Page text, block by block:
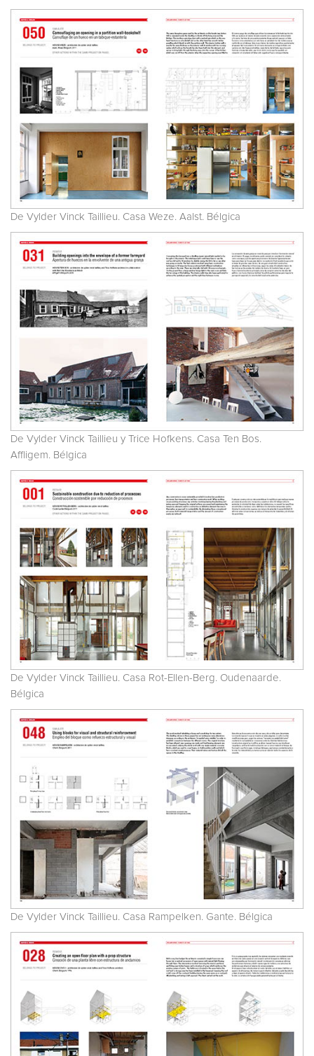
De Vylder Vinck Taillieu. Casa Weze. Aalst. Bélgica
De Vylder Vinck Taillieu y Trice Hofkens. Casa Ten Bos.
Affligem. Bélgica
De Vylder Vinck Taillieu. Casa Rot-Ellen-Berg. Oudenaarde.
Bélgica
De Vylder Vinck Taillieu. Casa Rampelken. Gante. Bélgica